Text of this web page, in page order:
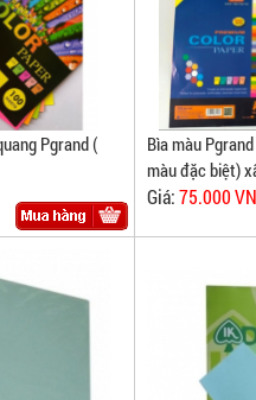
Pgrand (
Bìa màu
màu đặc biệt)
Giá:75.000